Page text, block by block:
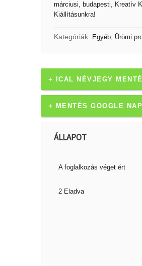
márciusi, budapesti, Kreatív
Kiállításunkra!
Kategóriák: Egyéb, Ürömi
+ ICAL NÉVJEGY
+ MENTÉS GOOGLE
ÁLLAPOT
A foglalkozás véget ért
2 Eladva